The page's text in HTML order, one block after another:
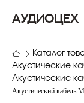
АУДИОЦЕХ
Каталог
Акустические
Акустические
Акустический кабель